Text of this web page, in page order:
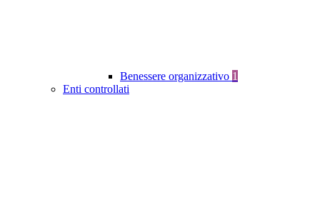
Benessere organizzativo 1
Enti controllati